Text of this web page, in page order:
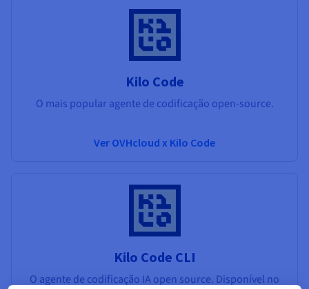
Kilo Code
O mais popular agente de codificação open-source.
Ver OVHcloud x Kilo Code
Kilo Code CLI
O agente de codificação IA open source. Disponível no